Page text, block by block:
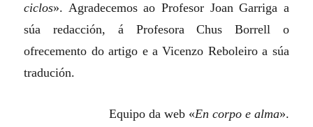
ciclos». Agradecemos ao Profesor Joan Garriga a
súa redacción, á Profesora Chus Borrell o
ofrecemento do artigo e a Vicenzo Reboleiro a súa
tradución.
Equipo da web «En corpo e alma».